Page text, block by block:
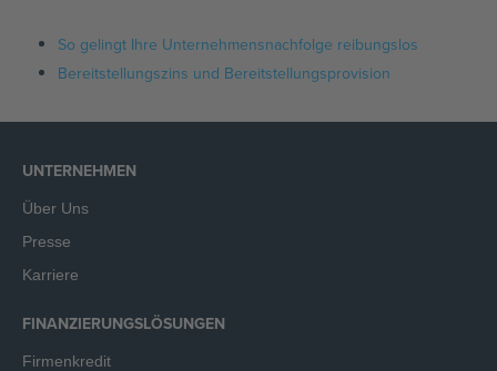
So gelingt Ihre Unternehmensnachfolge reibungslos
Bereitstellungszins und Bereitstellungsprovision
UNTERNEHMEN
Über Uns
Presse
Karriere
FINANZIERUNGSLÖSUNGEN
Firmenkredit